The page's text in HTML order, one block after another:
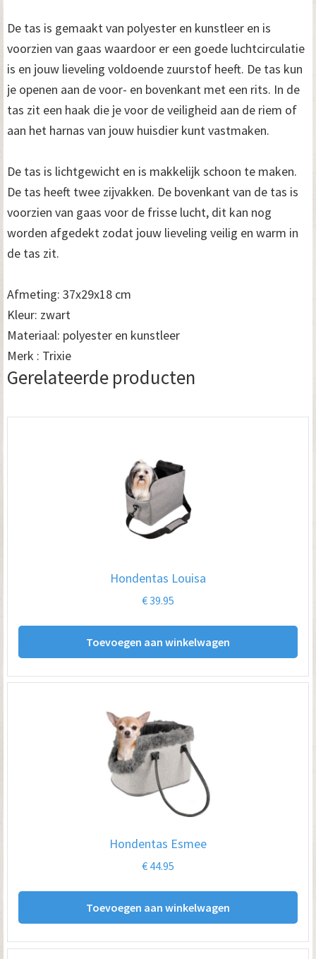
De tas is gemaakt van polyester en kunstleer en is
voorzien van gaas waardoor er een goede luchtcirculatie
is en jouw lieveling voldoende zuurstof heeft. De tas kun
je openen aan de voor- en bovenkant met een rits. In de
tas zit een haak die je voor de veiligheid aan de riem of
aan het harnas van jouw huisdier kunt vastmaken.
De tas is lichtgewicht en is makkelijk schoon te maken.
De tas heeft twee zijvakken. De bovenkant van de tas is
voorzien van gaas voor de frisse lucht, dit kan nog
worden afgedekt zodat jouw lieveling veilig en warm in
de tas zit.
Afmeting: 37x29x18 cm
Kleur: zwart
Materiaal: polyester en kunstleer
Merk : Trixie
Gerelateerde producten
Hondentas Louisa
€39.95
Toevoegen aan winkelwagen
Hondentas Esmee
€ 44.95
Toevoegen aan winkelwagen